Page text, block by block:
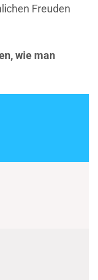
Freuden
wie man